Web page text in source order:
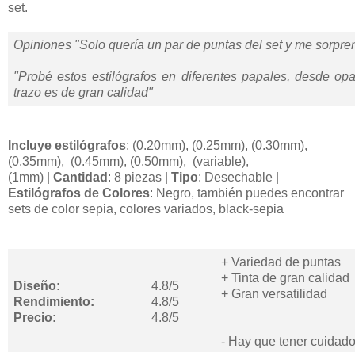
set.
Opiniones "Solo quería un par de puntas del set y me
"Probé estos estilógrafos en diferentes papales, desde
trazo es de gran calidad"
Incluye estilógrafos: (0.20mm), (0.25mm), (0.30mm),
(0.35mm), (0.45mm), (0.50mm), (variable),
(1mm)
Cantidad : 8 piezas Tipo: Desechable
Estilógrafos de Colores: Negro, también puedes encontrar
sets de color sepia, colores variados, black-sepia
Diseño:
Rendimiento:
Precio:
4.8/5
4.8/5
4.8/5
+ Variedad de puntas
+ Tinta de gran calidad
+ Gran versatilidad
- Hay que tener